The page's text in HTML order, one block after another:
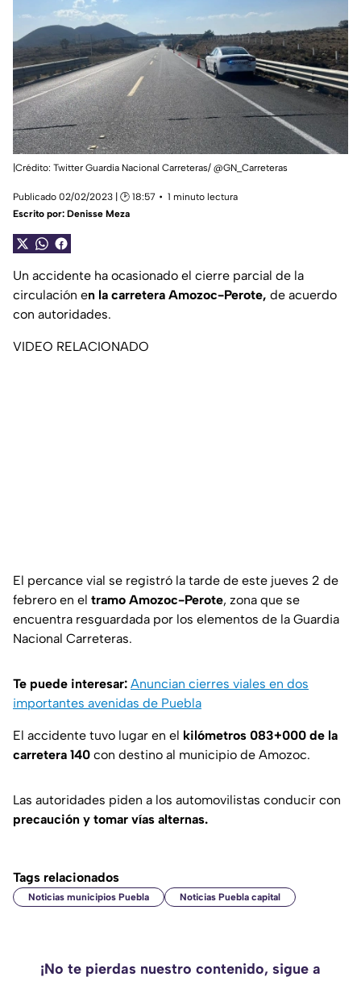
|Crédito: Twitter Guardia Nacional Carreteras/ @GN_Carreteras
Publicado 02/02/2023 | 🕑 18:57
1 minuto lectura
Escrito por: Denisse Meza
Un accidente ha ocasionado el cierre parcial de la
circulación en la carretera Amozoc-Perote, de acuerdo
con autoridades.
VIDEO RELACIONADO
El percance vial se registró la tarde de este jueves 2 de
febrero en el tramo Amozoc-Perote, zona que se
encuentra resguardada por los elementos de la Guardia
Nacional Carreteras.
Te puede interesar: Anuncian cierres viales en dos
importantes avenidas de Puebla
El accidente tuvo lugar en el kilómetros 083+000 de la
carretera 140 con destino al municipio de Amozoc.
Las autoridades piden a los automovilistas conducir con
precaución y tomar vías alternas.
Tags relacionados
Noticias municipios Puebla Noticias Puebla capital
¡No te pierdas nuestro contenido, sigue a